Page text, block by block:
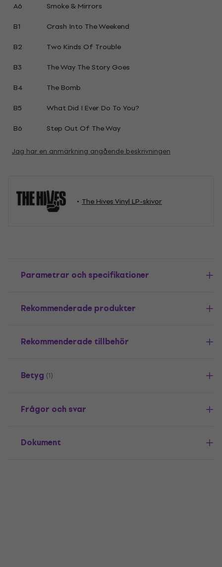
A6
Smoke & Mirrors
B1
Crash Into The Weekend
B2
Two Kinds Of Trouble
B3
The Way The Story Goes
B4
The Bomb
B5
What Did I Ever Do To You?
B6
Step Out Of The Way
Jag har en anmärkning angående beskrivningen
The Hives Vinyl LP-skivor
Parametrar och specifikationer
Rekommenderade produkter
Rekommenderade tillbehör
Betyg (1)
Frågor och svar
Dokument